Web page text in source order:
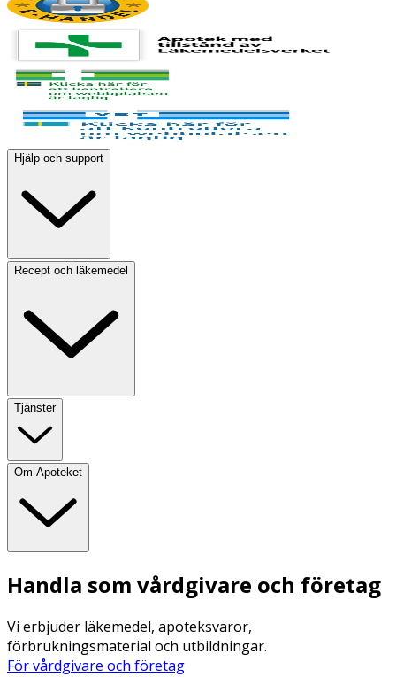
Hjälp och support
Recept och läkemedel
Tjänster
Om Apoteket
Handla som vårdgivare och företag
Vi erbjuder läkemedel, apoteksvaror,
förbrukningsmaterial och utbildningar.
För vårdgivare och företag